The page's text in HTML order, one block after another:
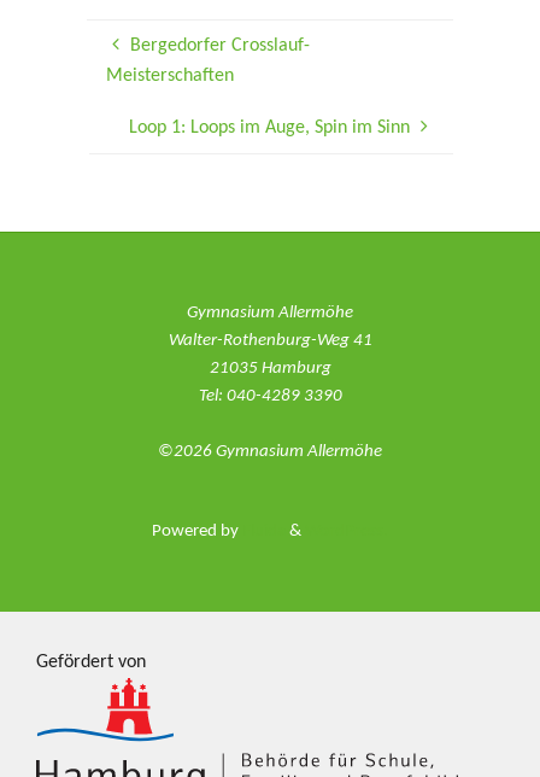
Bergedorfer Crosslauf-
Meisterschaften
Loop 1: Loops im Auge, Spin im Sinn
Gymnasium Allermöhe
Walter-Rothenburg-Weg 41
21035 Hamburg
Tel: 040-4289 3390
©2026 Gymnasium Allermöhe
Powered by &
Gefördert von